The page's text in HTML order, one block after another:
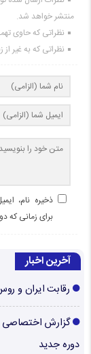
منتشر خواهد شد.
نظراتی که حاوی
نظراتی که به غیر
ذخیره نام،
برای زمانی که
آخرین اخبار
رقابت ایران و
گزارش اختصاصی
دوره جدید